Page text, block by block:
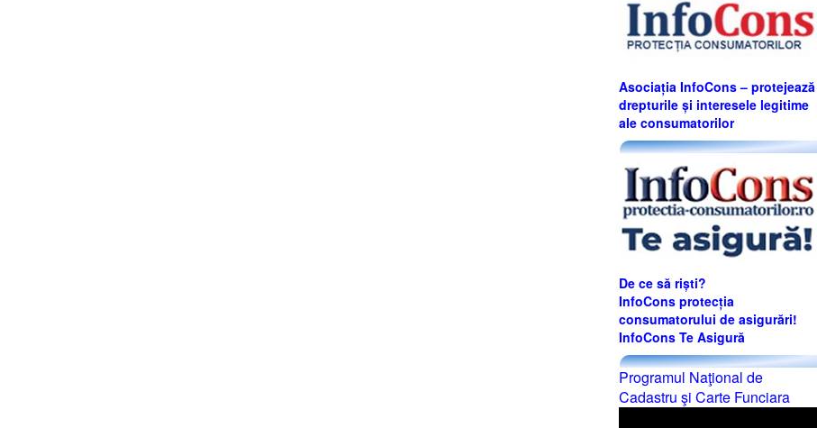
Asociația InfoCons – protejează
drepturile și interesele legitime
ale consumatorilor
De ce să riști?
InfoCons protecția
consumatorului de asigurări!
InfoCons Te Asigură
Programul Naţional de
Cadastru şi Carte Funciara